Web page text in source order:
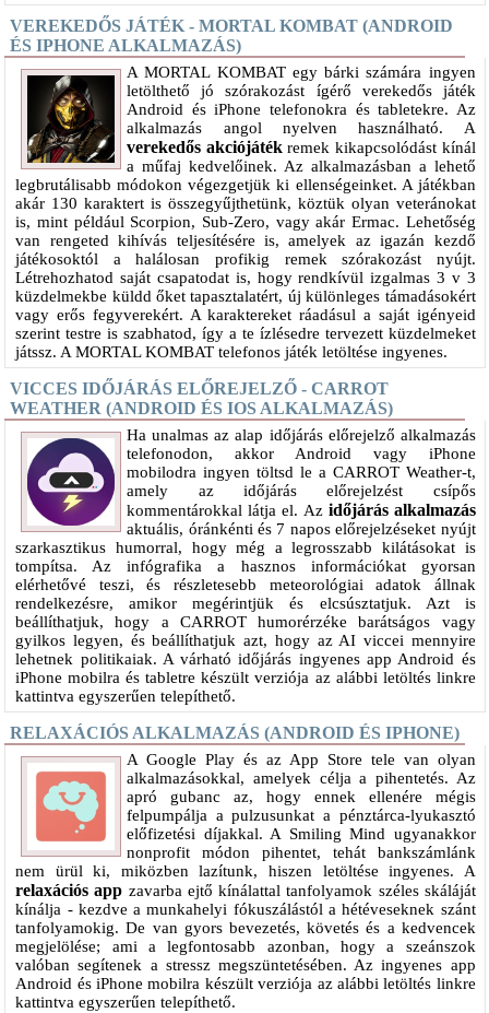
VEREKEDŐS JÁTÉK - MORTAL KOMBAT (ANDROID
ÉS IPHONE ALKALMAZÁS)
A MORTAL KOMBAT egy bárki számára ingyen
letölthető jó szórakozást ígérő verekedős játék
Android és iPhone telefonokra és tabletekre. Az
alkalmazás angol nyelven használható. A
verekedős akciójátékremek kikapcsolódást kínál
a műfaj kedvelőinek. Az alkalmazásban a lehető
legbrutálisabb módokon végezgetjük ki ellenségeinket. A játékban
akár 130 karaktert is összegyűjthetünk, köztük olyan veteránokat
is, mint például Scorpion, Sub-Zero, vagy akár Ermac. Lehetőség
van rengeted kihívás teljesítésére is, amelyek az igazán kezdő
játékosoktól a halálosan profikig remek szórakozást nyújt.
Létrehozhatod saját csapatodat is, hogy rendkívül izgalmas 3 v 3
küzdelmekbe küldd őket tapasztalatért, új különleges támadásokért
vagy erős fegyverekért. A karaktereket ráadásul a saját igényeid
szerint testre is szabhatod, így a te ízlésedre tervezett küzdelmeket
játssz. A MORTAL KOMBAT telefonos játék letöltése ingyenes.
VICCES IDŐJÁRÁS ELŐREJELZŐ - CARROT
WEATHER (ANDROID ÉS IOS ALKALMAZÁS)
Ha unalmas az alap időjárás előrejelző alkalmazás
telefonodon, akkor Android vagy iPhone
mobilodra ingyen töltsd le a CARROT Weather-t,
amely az időjárás előrejelzést csípős
kommentárokkal látja el. Az időjárás alkalmazás
aktuális, óránkénti és 7 napos előrejelzéseket nyújt
szarkasztikus humorral, hogy még a legrosszabb kilátásokat is
tompítsa. Az infógrafika a hasznos információkat gyorsan
elérhetővé teszi, és részletesebb meteorológiai adatok állnak
rendelkezésre, amikor megérintjük és elcsúsztatjuk. Azt is
beállíthatjuk, hogy a CARROT humorérzéke barátságos vagy
gyilkos legyen, és beállíthatjuk azt, hogy az AI viccei mennyire
lehetnek politikaiak. A várható időjárás ingyenes app Android és
iPhone mobilra és tabletre készült verziója az alábbi letöltés linkre
kattintva egyszerűen telepíthető.
RELAXÁCIÓS ALKALMAZÁS (ANDROID ÉS IPHONE)
A Google Play és az App Store tele van olyan
alkalmazásokkal, amelyek célja a pihentetés. Az
apró gubanc az, hogy ennek ellenére mégis
felpumpálja a pulzusunkat a pénztárca-lyukasztó
előfizetési díjakkal. A Smiling Mind ugyanakkor
nonprofit módon pihentet, tehát bankszámlánk
nem ürül ki, miközben lazítunk, hiszen letöltése ingyenes. A
relaxációs app zavarba ejtő kínálattal tanfolyamok széles skáláját
kínálja - kezdve a munkahelyi fókuszálástól a hétéveseknek szánt
tanfolyamokig. De van gyors bevezetés, követés és a kedvencek
megjelölése; ami a legfontosabb azonban, hogy a szeánszok
valóban segítenek a stressz megszüntetésében. Az ingyenes app
Android és iPhone mobilra készült verziója az alábbi letöltés linkre
kattintva egyszerűen telepíthető.